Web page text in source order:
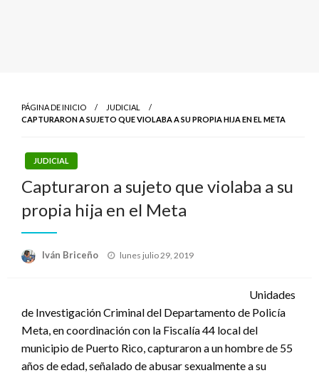
PÁGINA DE INICIO
JUDICIAL
CAPTURARON A SUJETO QUE VIOLABA A SU PROPIA HIJA EN EL META
JUDICIAL
Capturaron a sujeto que violaba a su
propia hija en el Meta
Iván Briceño
Publicado
lunes julio 29, 2019
Unidades
de Investigación Criminal del Departamento de Policía
Meta, en coordinación con la Fiscalía 44 local del
municipio de Puerto Rico, capturaron a un hombre de 55
años de edad, señalado de abusar sexualmente a su